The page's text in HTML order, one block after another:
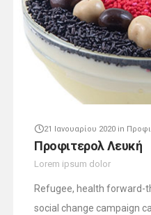
21 Ιανουαρίου 2020 in
Προφιτερολ Λευκή
Lorem ipsum dolor
Refugee, health forward-
social change campaign